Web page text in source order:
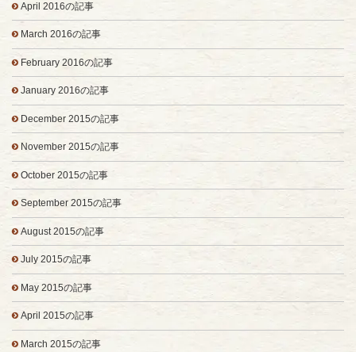
April 2016の記事
March 2016の記事
February 2016の記事
January 2016の記事
December 2015の記事
November 2015の記事
October 2015の記事
September 2015の記事
August 2015の記事
July 2015の記事
May 2015の記事
April 2015の記事
March 2015の記事